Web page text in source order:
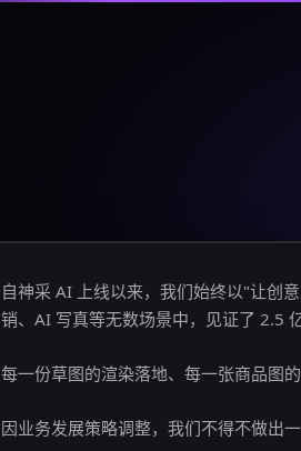
自神采 AI 上线以来，我们始终以"让创
销、AI 写真等无数场景中，见证了 2.5
每一份草图的渲染落地、每一张商品图
因业务发展策略调整，我们不得不做出一